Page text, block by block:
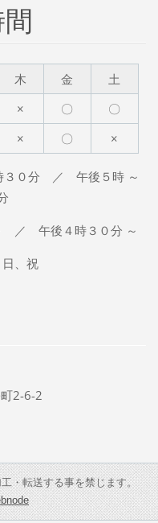
木 金
土
× 〇
〇
× 〇 ×
３０分 ／ 午後５時 ～
／ 午後４時３０分 ～
日、祝
2-6-2
・転送する事を禁じます。